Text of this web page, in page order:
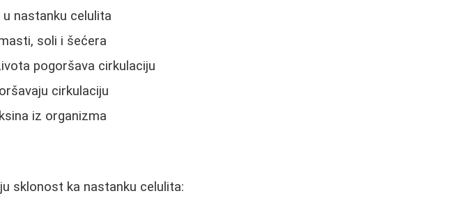
nastanku celulita
soli i šećera
pogoršava cirkulaciju
cirkulaciju
iz organizma
sklonost ka nastanku celulita: